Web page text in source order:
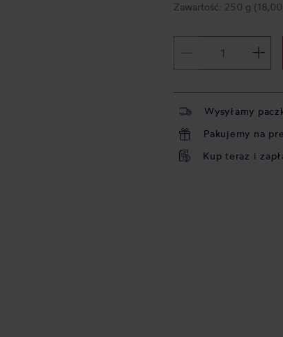
Zawartość: 250 g
Wysyłamy
Pakujemy na
Kup teraz i